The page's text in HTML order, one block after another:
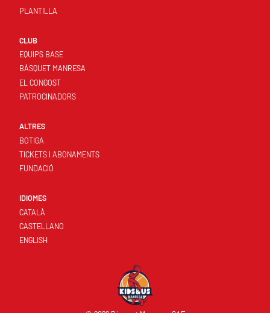
PLANTILLA
CLUB
EQUIPS BASE
BÀSQUET MANRESA
EL CONGOST
PATROCINADORS
ALTRES
BOTIGA
TICKETS I ABONAMENTS
FUNDACIÓ
IDIOMES
CATALÀ
CASTELLANO
ENGLISH